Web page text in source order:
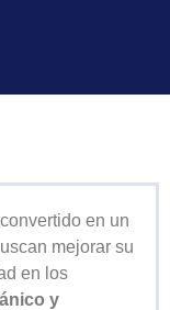
en un
mejorar su
en los
y